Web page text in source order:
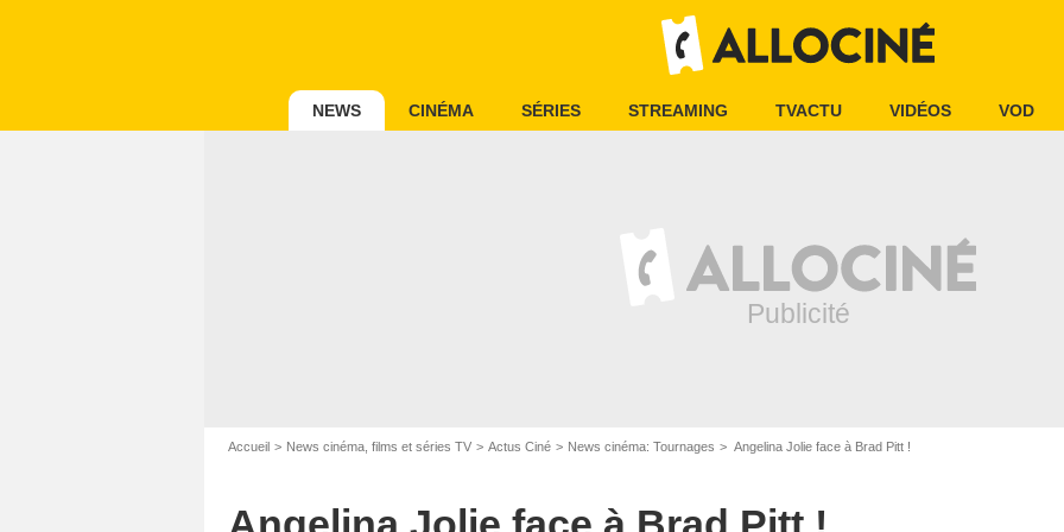
NEWS CINÉMA SÉRIES STREAMING TVACTU VIDÉOS VOD
Accueil News cinéma, films et séries TV Actus Ciné News cinéma: Tournages Angelina Jolie face à Brad Pitt !